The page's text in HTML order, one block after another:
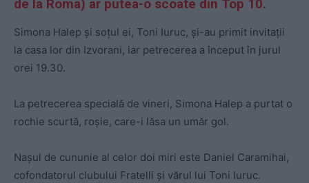
de la Roma) ar putea-o scoate din Top 10.
Simona Halep și soțul ei, Toni Iuruc, și-au primit invitații
la casa lor din Izvorani, iar petrecerea a început în jurul
orei 19.30.
La petrecerea specială de vineri, Simona Halep a purtat o
rochie scurtă, roșie, care-i lăsa un umăr gol.
Nașul de cununie al celor doi miri este Daniel Caramihai,
cofondatorul clubului Fratelli și vărul lui Toni Iuruc.